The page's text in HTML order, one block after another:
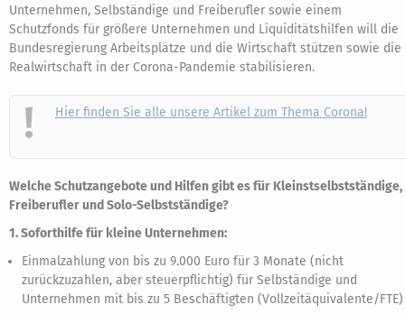
Unternehmen, Selbständige und Freiberufler sowie einem
Schutzfonds für größere Unternehmen und Liquiditätshilfen will die
Bundesregierung Arbeitsplätze und die Wirtschaft stützen sowie die
Realwirtschaft in der Corona-Pandemie stabilisieren.
Hier finden Sie alle unsere Artikel zum Thema Corona!
Welche Schutzangebote und Hilfen gibt es für Kleinstselbstständige,
Freiberufler und Solo-Selbstständige?
1. Soforthilfe für kleine Unternehmen:
Einmalzahlung von bis zu 9.000 Euro für 3 Monate (nicht
zurückzuzahlen, aber steuerpflichtig) für Selbständige und
Unternehmen mit bis zu 5 Beschäftigten (Vollzeitäquivalente/FTE)